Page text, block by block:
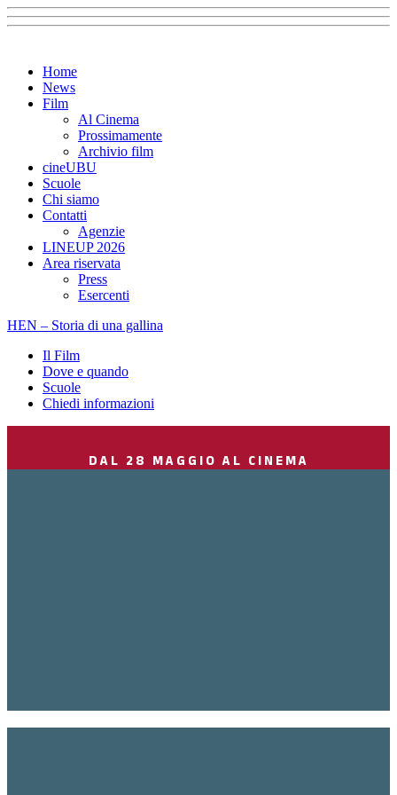
Home
News
Film
Al Cinema
Prossimamente
Archivio film
cineUBU
Scuole
Chi siamo
Contatti
Agenzie
LINEUP 2026
Area riservata
Press
Esercenti
HEN – Storia di una gallina
Il Film
Dove e quando
Scuole
Chiedi informazioni
DAL 28 MAGGIO AL CINEMA